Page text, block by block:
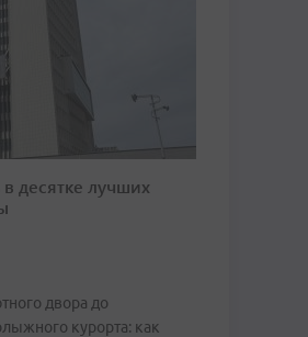
десятке лучших
двора до
курорта: как